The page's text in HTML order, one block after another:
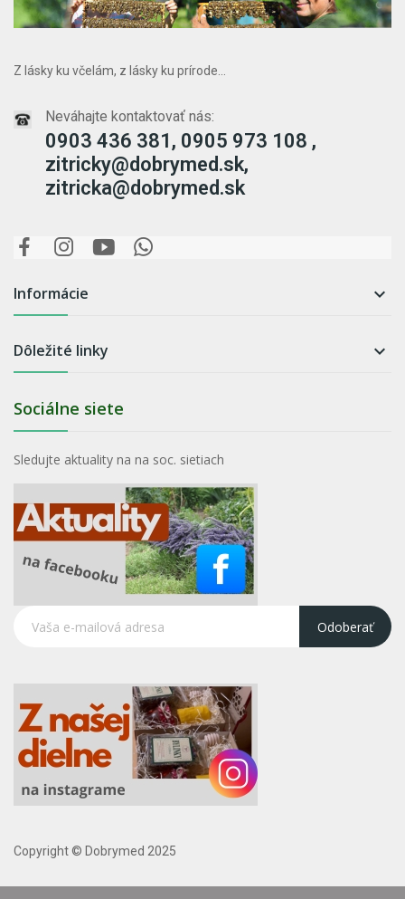
Z lásky ku včelám, z lásky ku prírode...
Neváhajte kontaktovať nás:
0903 436 381, 0905 973 108 ,
zitricky@dobrymed.sk,
zitricka@dobrymed.sk
Informácie 
Dôležité linky 
Sociálne siete
Sledujte aktuality na na soc. sietiach
Odoberať
Copyright © Dobrymed 2025